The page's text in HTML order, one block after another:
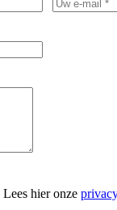
Lees hier onze